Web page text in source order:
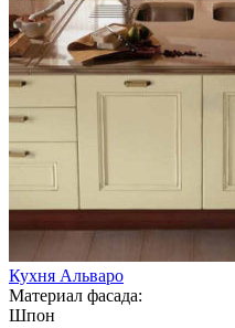
Кухня Альваро
Материал фасада:
Шпон